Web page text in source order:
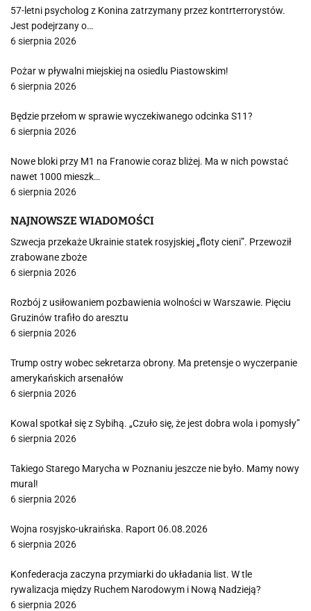
57-letni psycholog z Konina zatrzymany przez kontrterrorystów.
Jest podejrzany o…
6 sierpnia 2026
Pożar w pływalni miejskiej na osiedlu Piastowskim!
6 sierpnia 2026
Będzie przełom w sprawie wyczekiwanego odcinka S11?
6 sierpnia 2026
Nowe bloki przy M1 na Franowie coraz bliżej. Ma w nich powstać
nawet 1000 mieszk…
6 sierpnia 2026
NAJNOWSZE WIADOMOŚCI
Szwecja przekaże Ukrainie statek rosyjskiej „floty cieni”. Przewoził
zrabowane zboże
6 sierpnia 2026
Rozbój z usiłowaniem pozbawienia wolności w Warszawie. Pięciu
Gruzinów trafiło do aresztu
6 sierpnia 2026
Trump ostry wobec sekretarza obrony. Ma pretensje o wyczerpanie
amerykańskich arsenałów
6 sierpnia 2026
Kowal spotkał się z Sybihą. „Czuło się, że jest dobra wola i pomysły”
6 sierpnia 2026
Takiego Starego Marycha w Poznaniu jeszcze nie było. Mamy nowy
mural!
6 sierpnia 2026
Wojna rosyjsko-ukraińska. Raport 06.08.2026
6 sierpnia 2026
Konfederacja zaczyna przymiarki do układania list. W tle
rywalizacja między Ruchem Narodowym i Nową Nadzieją?
6 sierpnia 2026